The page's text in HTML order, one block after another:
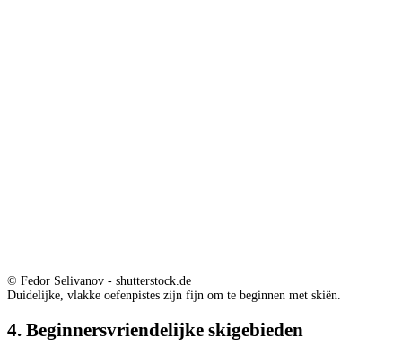
© Fedor Selivanov - shutterstock.de
Duidelijke, vlakke oefenpistes zijn fijn om te beginnen met skiën.
4. Beginnersvriendelijke skigebieden